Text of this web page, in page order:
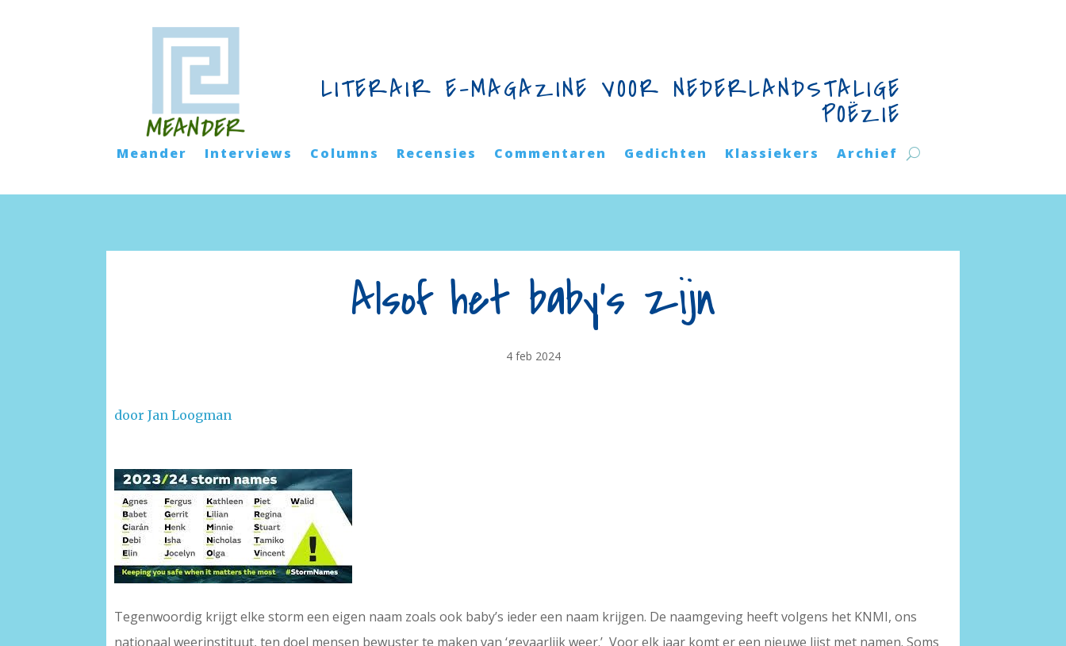
LITERAIR E-MAGAZINE VOOR NEDERLANDSTALIGE
POËZIE
Meander Interviews Columns Recensies Commentaren Gedichten Klassiekers Archief
Alsof het baby’s zijn
4 feb 2024
door Jan Loogman
Tegenwoordig krijgt elke storm een eigen naam zoals ook baby’s ieder een naam krijgen. De naamgeving heeft volgens het KNMI, ons
nationaal weerinstituut, ten doel mensen bewuster te maken van ‘gevaarlijk weer.’ Voor elk jaar komt er een nieuwe lijst met namen. Soms